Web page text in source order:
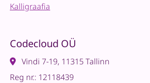
Kalligraafia
Codecloud OÜ
Vindi 7-19, 11315 Tallinn
Reg nr.: 12118439